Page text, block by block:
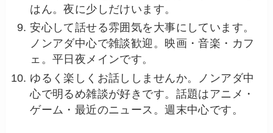
はん。夜に少しだけいます。
安心して話せる雰囲気を大事にしています。
ノンアダ中心で雑談歓迎。映画・音楽・カフ
ェ。平日夜メインです。
ゆるく楽しくお話ししませんか。ノンアダ中
心で明るめ雑談が好きです。話題はアニメ・
ゲーム・最近のニュース。週末中心です。